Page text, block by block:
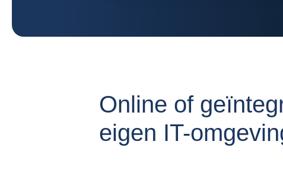
Online of
eigen IT-